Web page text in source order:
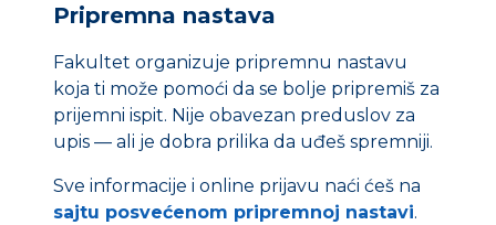
Pripremna nastava
Fakultet organizuje pripremnu nastavu
koja ti može pomoći da se bolje pripremiš za
prijemni ispit. Nije obavezan preduslov za
upis — ali je dobra prilika da uđeš spremniji.
Sve informacije i online prijavu naći ćeš na
sajtu posvećenom pripremnoj nastavi.